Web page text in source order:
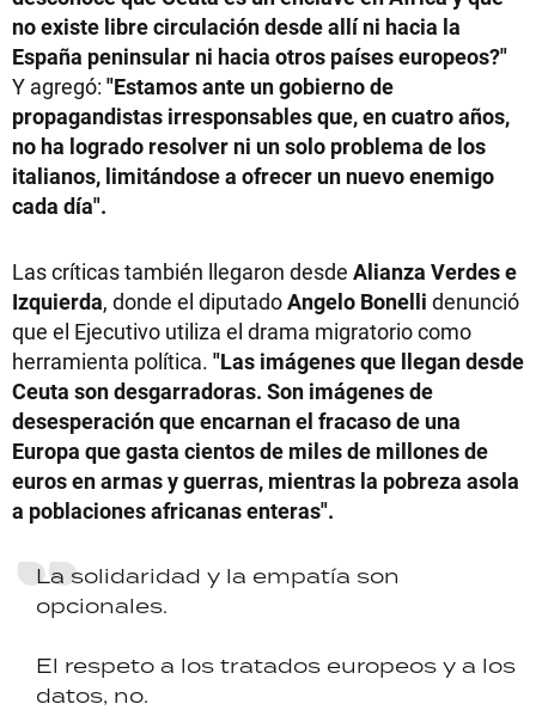
no existe libre circulación desde allí ni hacia la
España peninsular ni hacia otros países europeos?"
Y agregó: "Estamos ante un gobierno de
propagandistas irresponsables que, en cuatro años,
no ha logrado resolver ni un solo problema de los
italianos, limitándose a ofrecer un nuevo enemigo
cada día".
Las críticas también llegaron desde Alianza Verdes e
Izquierda, donde el diputadoAngelo Bonelli denunció
que el Ejecutivo utiliza el drama migratorio como
herramienta política. "Las imágenes que llegan desde
Ceuta son desgarradoras. Son imágenes de
desesperación que encarnan el fracaso de una
Europa que gasta cientos de miles de millones de
euros en armas y guerras, mientras la pobreza asola
a poblaciones africanas enteras".
La solidaridad y la empatía son
opcionales.
El respeto a los tratados europeos y a los
datos, no.